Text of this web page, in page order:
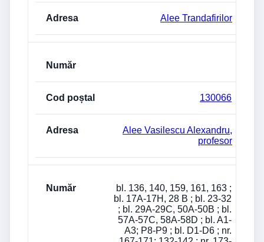
Alee Trandafirilor
130066
Alee Vasilescu Alexandru,
profesor
bl. 136, 140, 159, 161, 163 ;
bl. 17A-17H, 28 B ; bl. 23-32
; bl. 29A-29C, 50A-50B ; bl.
57A-57C, 58A-58D ; bl. A1-
A3; P8-P9 ; bl. D1-D6 ; nr.